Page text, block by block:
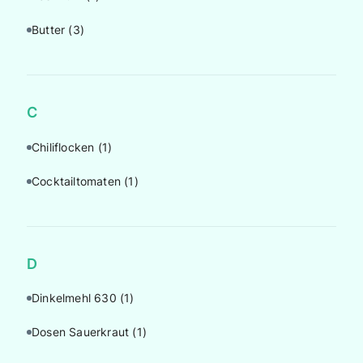
Butter (3)
C
Chiliflocken (1)
Cocktailtomaten (1)
D
Dinkelmehl 630 (1)
Dosen Sauerkraut (1)